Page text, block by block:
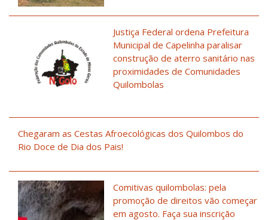
Justiça Federal ordena Prefeitura
Municipal de Capelinha paralisar
construção de aterro sanitário nas
proximidades de Comunidades
Quilombolas
Chegaram as Cestas Afroecológicas dos Quilombos do
Rio Doce de Dia dos Pais!
Comitivas quilombolas: pela
promoção de direitos vão começar
em agosto. Faça sua inscrição